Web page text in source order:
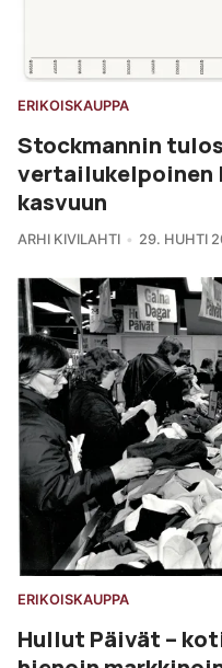
ERIKOISKAUPPA
Stockmannin
vertailukelpoinen
kasvuun
ARHI KIVILAHTI 29. HUHTI
ERIKOISKAUPPA
Hullut Päivät –